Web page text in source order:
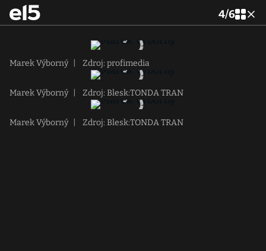
4/6
Marek Výborný Zdroj: profimedia
Marek Výborný Zdroj: Blesk:TONDA TRAN
Marek Výborný Zdroj: Blesk:TONDA TRAN